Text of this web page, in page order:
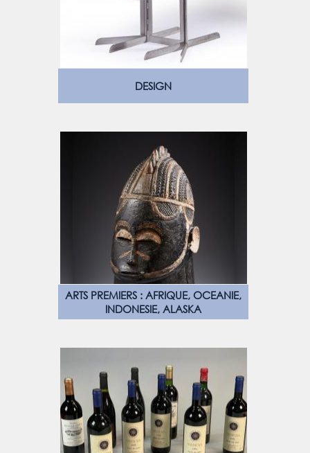
DESIGN
ARTS PREMIERS : AFRIQUE, OCEANIE,
INDONESIE, ALASKA